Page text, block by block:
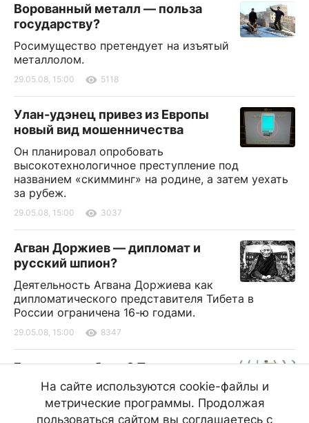
Ворованный металл — польза
государству?
Росимущество претендует на изъятый
металлолом.
29.05.08, 15:00 5118
Улан-удэнец привез из Европы
новый вид мошенничества
Он планировал опробовать
высокотехнологичное преступление под
названием «скимминг» на родине, а затем уехать
за рубеж.
29.05.08, 15:00 3037
Агван Доржиев — дипломат и
русский шпион?
Деятельность Агвана Доржиева как
дипломатического представителя Тибета в
России ограничена 16-ю годами.
29.05.08, 15:00 8347
Были или не были? Пили или не
пили?
Суд выяснет, были ли трезвы некоторые
участники конференции "Единой России".
На сайте используются cookie-файлы и
метрические программы. Продолжая
пользоваться сайтом вы соглашаетесь с